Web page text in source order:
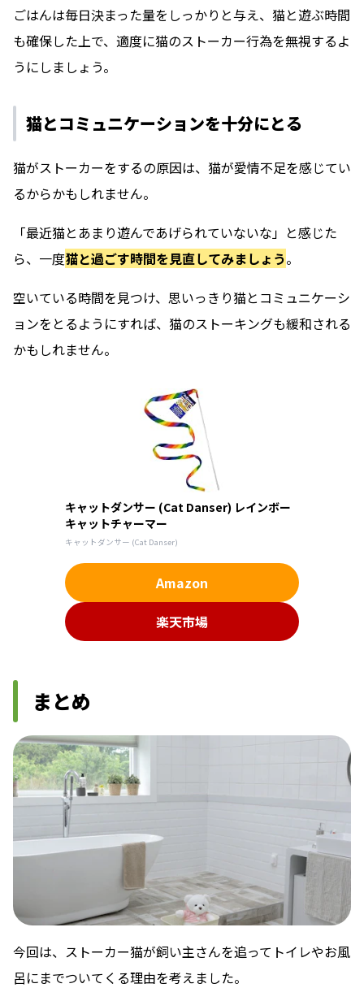
ごはんは毎日決まった量をしっかりと与え、猫と遊ぶ時間
も確保した上で、適度に猫のストーカー行為を無視するよ
うにしましょう。
猫とコミュニケーションを十分にとる
猫がストーカーをするの原因は、猫が愛情不足を感じてい
るからかもしれません。
「最近猫とあまり遊んであげられていないな」と感じた
ら、一度猫と過ごす時間を見直してみましょう。
空いている時間を見つけ、思いっきり猫とコミュニケーシ
ョンをとるようにすれば、猫のストーキングも緩和される
かもしれません。
キャットダンサー (Cat Danser) レインボー
キャットチャーマー
キャットダンサー (Cat Danser)
Amazon
楽天市場
まとめ
今回は、ストーカー猫が飼い主さんを追ってトイレやお風
呂にまでついてくる理由を考えました。